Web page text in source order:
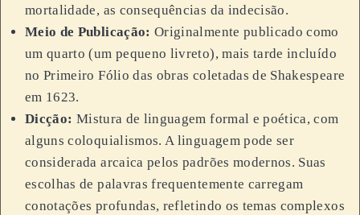
mortalidade, as consequências da indecisão.
Meio de Publicação: Originalmente publicado como
um quarto (um pequeno livreto), mais tarde incluído
no Primeiro Fólio das obras coletadas de Shakespeare
em 1623.
Dicção: Mistura de linguagem formal e poética, com
alguns coloquialismos. A linguagem pode ser
considerada arcaica pelos padrões modernos. Suas
escolhas de palavras frequentemente carregam
conotações profundas, refletindo os temas complexos